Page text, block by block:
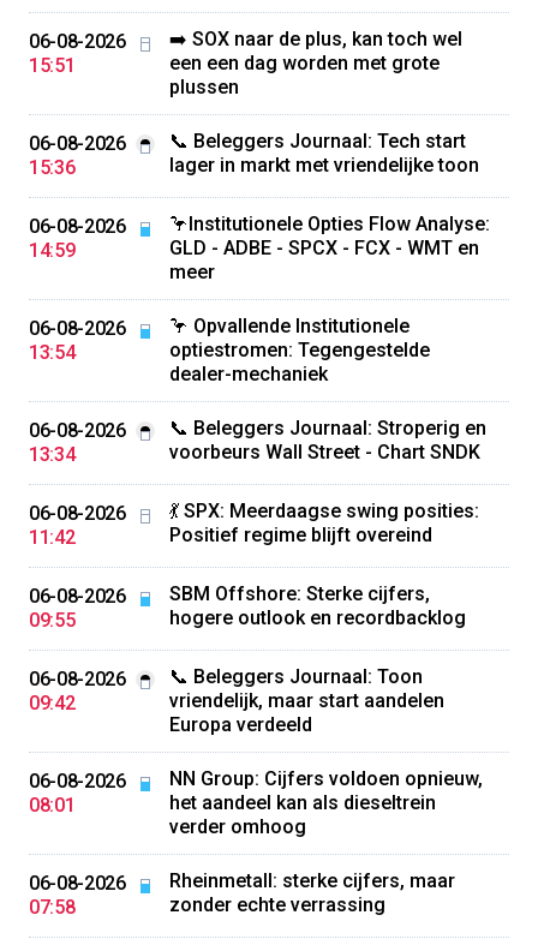
06-08-2026
15:51
➡️ SOX naar de plus, kan toch wel
een een dag worden met grote
plussen
06-08-2026
15:36
📞 Beleggers Journaal: Tech start
lager in markt met vriendelijke toon
06-08-2026
14:59
🦩Institutionele Opties Flow Analyse:
GLD - ADBE - SPCX - FCX - WMT en
meer
06-08-2026
13:54
🦩 Opvallende Institutionele
optiestromen: Tegengestelde
dealer-mechaniek
06-08-2026
13:34
📞 Beleggers Journaal: Stroperig en
voorbeurs Wall Street - Chart SNDK
06-08-2026
11:42
💃 SPX: Meerdaagse swing posities:
Positief regime blijft overeind
06-08-2026
09:55
SBM Offshore: Sterke cijfers,
hogere outlook en recordbacklog
06-08-2026
09:42
📞 Beleggers Journaal: Toon
vriendelijk, maar start aandelen
Europa verdeeld
06-08-2026
08:01
NN Group: Cijfers voldoen opnieuw,
het aandeel kan als dieseltrein
verder omhoog
06-08-2026
07:58
Rheinmetall: sterke cijfers, maar
zonder echte verrassing